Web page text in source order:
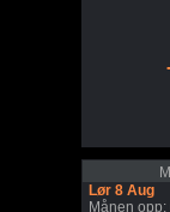
Lør 8 Aug
Månen opp: